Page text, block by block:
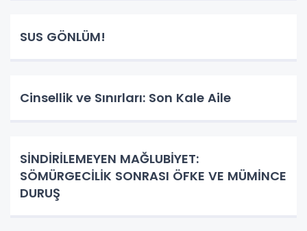
SUS GÖNLÜM!
Cinsellik ve Sınırları: Son Kale Aile
SİNDİRİLEMEYEN MAĞLUBİYET:
SÖMÜRGECİLİK SONRASI ÖFKE VE MÜMİNCE
DURUŞ